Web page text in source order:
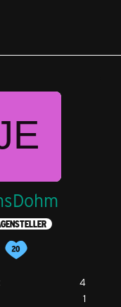
4
1